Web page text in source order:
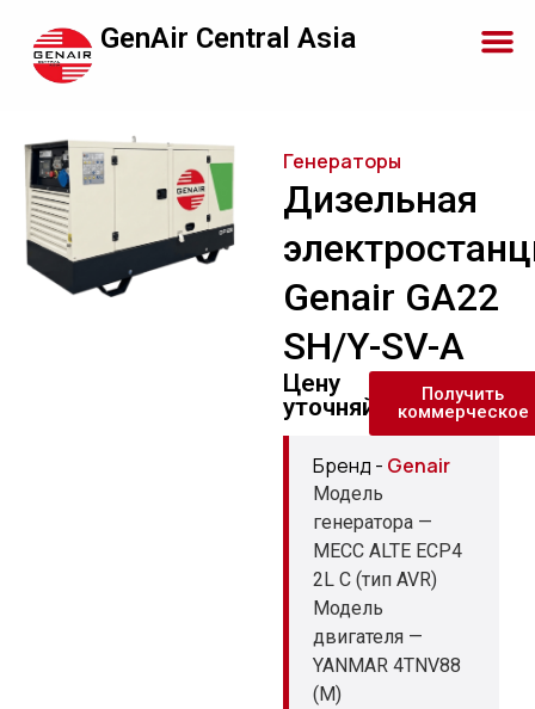
GenAir Central Asia
Генераторы
Дизельная
Genair GA22
SH/Y-SV-A
Цену
уточняйте
Получить
коммерческое
Бренд - Genair
Модель
генератора —
MECC ALTE ECP4
2L C (тип AVR)
Модель
двигателя —
YANMAR 4TNV88
(M)